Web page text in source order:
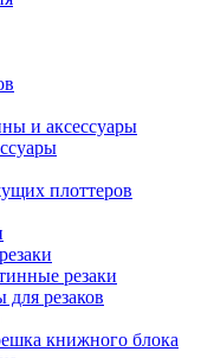
и аксессуары
плоттеров
резаки
для резаков
книжного блока